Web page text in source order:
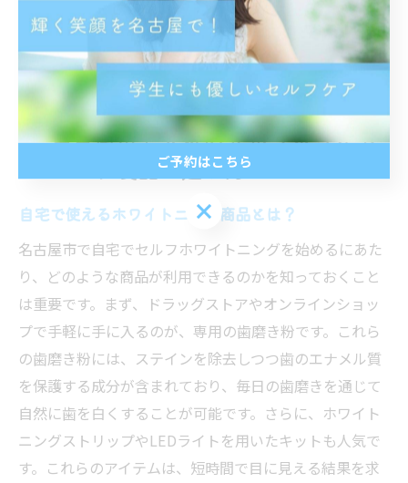
市の美容市場において欠かせない存在となり、その進化
を続けているのです。
名古屋市で人気のセルフホワイト
ニング製品の選び方
自宅で使えるホワイトニング商品とは？
名古屋市で自宅でセルフホワイトニングを始めるにあた
り、どのような商品が利用できるのかを知っておくこと
は重要です。まず、ドラッグストアやオンラインショッ
プで手軽に手に入るのが、専用の歯磨き粉です。これら
の歯磨き粉には、ステインを除去しつつ歯のエナメル質
を保護する成分が含まれており、毎日の歯磨きを通じて
自然に歯を白くすることが可能です。さらに、ホワイト
ニングストリップやLEDライトを用いたキットも人気で
す。これらのアイテムは、短時間で目に見える結果を求
ご予約はこちら
ご予約はこちら